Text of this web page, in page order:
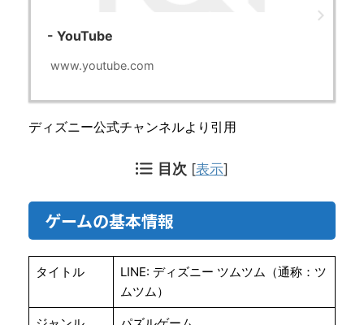
- YouTube
www.youtube.com
ディズニー公式チャンネルより引用
目次 [表示]
ゲームの基本情報
タイトル
LINE: ディズニー ツムツム（通称：ツ
ムツム）